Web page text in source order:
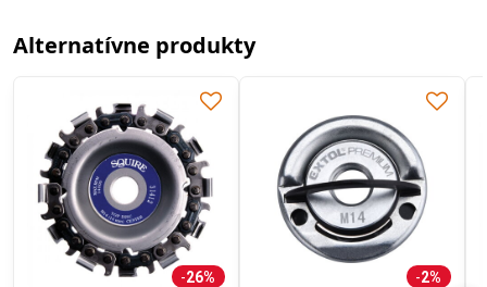
Alternatívne produkty
26% 2%